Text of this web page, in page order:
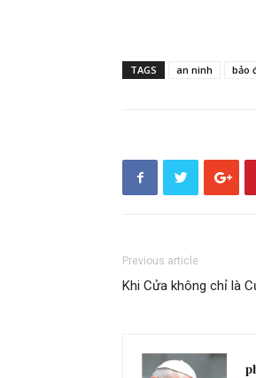
TAGS an ninh bảo
Previous article
Khi Cửa không chỉ là